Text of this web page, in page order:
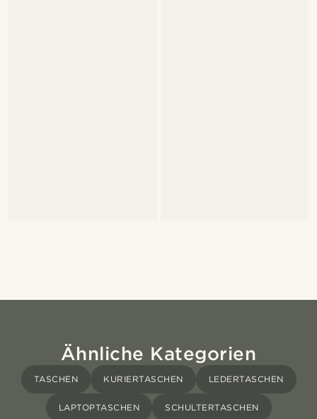
Ähnliche Kategorien
TASCHEN KURIERTASCHEN LEDERTASCHEN
LAPTOPTASCHEN SCHULTERTASCHEN